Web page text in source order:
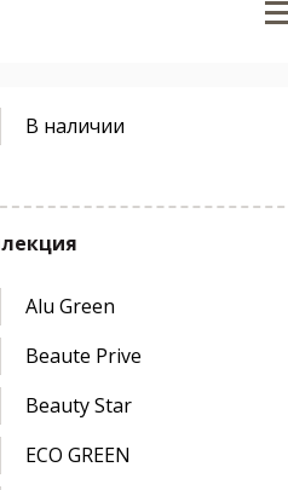
В наличии
Alu Green
Beaute Prive
Beauty Star
ECO GREEN